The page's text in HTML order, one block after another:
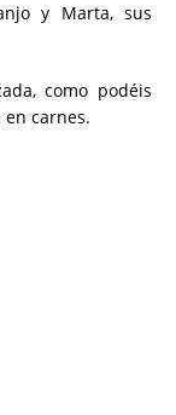
y Marta, sus
como podéis
en carnes.